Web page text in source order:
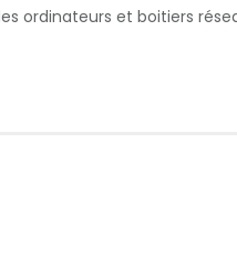
des ordinateurs et boitiers